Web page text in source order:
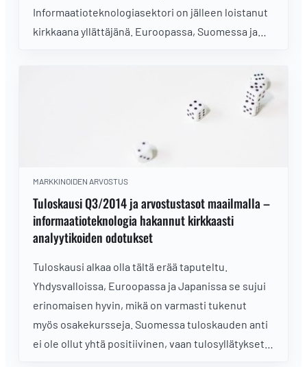
Informaatioteknologiasektori on jälleen loistanut
kirkkaana yllättäjänä. Euroopassa, Suomessa ja
MARKKINOIDEN ARVOSTUS
Tuloskausi Q3/2014 ja arvostustasot maailmalla –
informaatioteknologia hakannut kirkkaasti
analyytikoiden odotukset
Tuloskausi alkaa olla tältä erää taputeltu.
Yhdysvalloissa, Euroopassa ja Japanissa se sujui
erinomaisen hyvin, mikä on varmasti tukenut
myös osakekursseja. Suomessa tuloskauden anti
ei ole ollut yhtä positiivinen, vaan tulosyllätykset